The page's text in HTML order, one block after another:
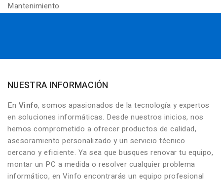
Mantenimiento
NUESTRA INFORMACIÓN
En Vinfo, somos apasionados de la tecnología y expertos
en soluciones informáticas. Desde nuestros inicios, nos
hemos comprometido a ofrecer productos de calidad,
asesoramiento personalizado y un servicio técnico
cercano y eficiente. Ya sea que busques renovar tu equipo,
montar un PC a medida o resolver cualquier problema
informático, en Vinfo encontrarás un equipo profesional